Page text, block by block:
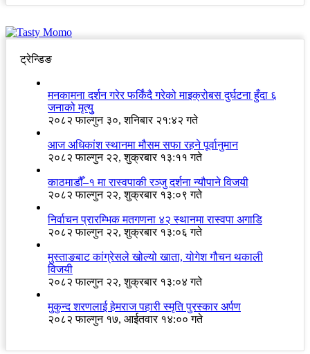
ट्रेन्डिङ
मनकामना दर्शन गरेर फर्किंदै गरेको माइक्रोबस दुर्घटना हुँदा ६
जनाको मृत्युु
२०८२ फाल्गुन ३०, शनिबार २१:४२ गते
आज अधिकांश स्थानमा मौसम सफा रहने पूर्वानुमान
२०८२ फाल्गुन २२, शुक्रबार १३:११ गते
काठमाडौँ–१ मा रास्वपाकी रञ्जु दर्शना न्यौपाने विजयी
२०८२ फाल्गुन २२, शुक्रबार १३:०९ गते
निर्वाचन प्रारम्भिक मतगणना ४२ स्थानमा रास्वपा अगाडि
२०८२ फाल्गुन २२, शुक्रबार १३:०६ गते
मुस्ताङबाट कांग्रेसले खोल्यो खाता, योगेश गौचन थकाली
विजयी
२०८२ फाल्गुन २२, शुक्रबार १३:०४ गते
मुकुन्द शरणलाई हेमराज पहारी स्मृति पुरस्कार अर्पण
२०८२ फाल्गुन १७, आईतवार १४:०० गते